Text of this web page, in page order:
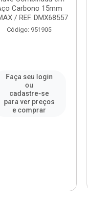
Carbono 15mm
/ REF. DMX68557
Código: 951905
Faça seu login
ou
cadastre-se
para ver preços
e comprar